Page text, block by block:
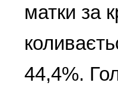
матки за
44,4%.